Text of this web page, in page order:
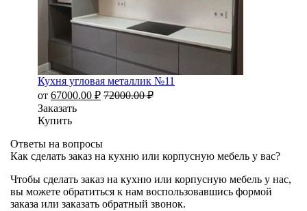
Кухня угловая металлик №11
от 67000.00 ₽ 72000.00₽
Заказать
Купить
Ответы на вопросы
Как сделать заказ на кухню или корпусную мебель у вас?
Чтобы сделать заказ на кухню или корпусную мебель у нас,
вы можете обратиться к нам воспользовавшись формой
заказа или заказать обратный звонок.